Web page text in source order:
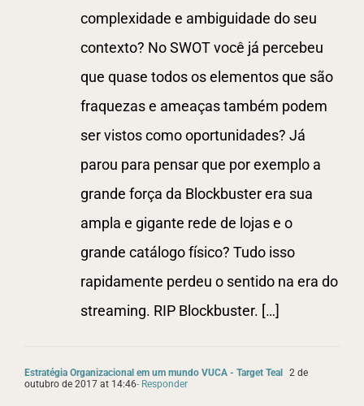
complexidade e ambiguidade do seu
contexto? No SWOT você já percebeu
que quase todos os elementos que são
fraquezas e ameaças também podem
ser vistos como oportunidades? Já
parou para pensar que por exemplo a
grande força da Blockbuster era sua
ampla e gigante rede de lojas e o
grande catálogo físico? Tudo isso
rapidamente perdeu o sentido na era do
streaming. RIP Blockbuster. […]
Estratégia Organizacional em um mundo VUCA - Target Teal 2 de
outubro de 2017 at 14:46- Responder